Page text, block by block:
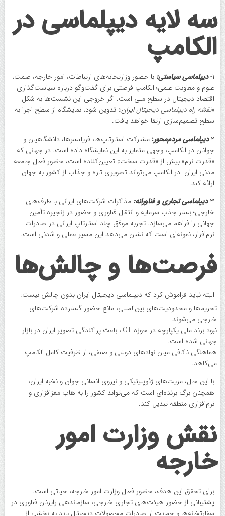
سه لایه دیپلماسی در
الکامپ
۱- دیپلماسی سیاستی: با حضور وزارتخانه‌های ارتباطات، امور خارجه، صمت،
علوم و معاونت علمی؛ الکامپ فرصتی برای گفت‌وگو درباره سیاست‌گذاری
اقتصاد دیجیتال در سطح ملی است. اگر خروجی این نشست‌ها به شکل
«نقشه راه دیپلماسی دیجیتال ایران» تدوین شود، نمایشگاه از سطح اجرا به
سطح تصمیم‌سازی ارتقا خواهد یافت.
۲- دیپلماسی مردم‌محور: مشارکت استارتاپ‌ها، فریلنسرها، دانشگاهیان و
جوانان در الکامپ، وجهی متمایز به این نمایشگاه داده است. در جهانی که
«قدرت نرم» بیش از «قدرت سخت» تعیین‌کننده است، حضور فعال جامعه
مدنی ایران در الکامپ می‌تواند تصویری تازه و جذاب از کشور به جهان
ارائه کند.
۳-دیپلماسی تجاری و فناورانه: مذاکرات شرکت‌های ایرانی با طرف‌های
خارجی؛ بستر جذب سرمایه و انتقال فناوری و حضور در زنجیره تأمین
جهانی را فراهم می‌سازد. تجربه موفق چند استارتاپ ایرانی در صادرات
نرم‌افزار، نمونه‌ای است که نشان می‌دهد این مسیر عملی و شدنی است.
فرصت‌ها و چالش‌ها
البته نباید فراموش کرد که دیپلماسی دیجیتال ایران بدون چالش نیست:
تحریم‌ها و محدودیت‌های بین‌المللی، مانع حضور گسترده شرکت‌های
خارجی می‌شوند.
نبود برند ملی یکپارچه در حوزه ICT، باعث پراکندگی تصویر ایران در بازار
جهانی شده است.
هماهنگی ناکافی میان نهادهای دولتی و صنفی، از ظرفیت کامل الکامپ
می‌کاهد.
با این حال، مزیت‌های ژئوپلیتیکی و نیروی انسانی جوان و نخبه ایران،
همچنان برگ برنده‌ای است که می‌تواند کشور را به هاب مغزافزاری و
نرم‌افزاری منطقه تبدیل کند.
نقش وزارت امور
خارجه
برای تحقق این هدف، حضور فعال وزارت امور خارجه، حیاتی است.
پشتیبانی از حضور هیئت‌های تجاری خارجی، سازماندهی رایزنان فناوری در
سفارتخانه‌ها و حمایت از صادرات محصولات دیجیتال باید به بخشی از